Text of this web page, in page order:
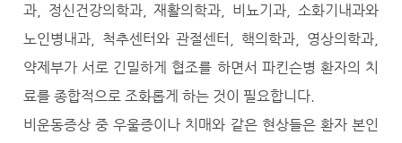
과, 정신건강의학과, 재활의학과, 비뇨기과, 소화기내과와
노인병내과, 척추센터와 관절센터, 핵의학과, 영상의학과,
약제부가 서로 긴밀하게 협조를 하면서 파킨슨병 환자의 치
료를 종합적으로 조화롭게 하는 것이 필요합니다.
비운동증상 중 우울증이나 치매와 같은 현상들은 환자 본인